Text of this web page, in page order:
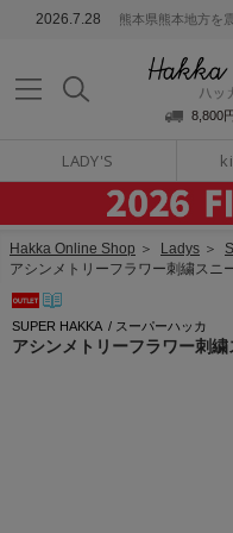
2026.7.28 熊本県熊本地方を震
8,800
LADY'S
通販サイト
Hakka Online Shop ＞ Ladys ＞
アシンメトリーフラワー刺繍スニ
SUPER HAKKA/ スーパーハッカ
アシンメトリーフラワー刺